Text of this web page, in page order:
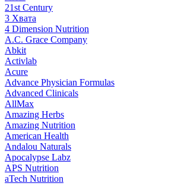
21st Century
3 Хвата
4 Dimension Nutrition
A.C. Grace Company
Abkit
Activlab
Acure
Advance Physician Formulas
Advanced Clinicals
AllMax
Amazing Herbs
Amazing Nutrition
American Health
Andalou Naturals
Apocalypse Labz
APS Nutrition
aTech Nutrition